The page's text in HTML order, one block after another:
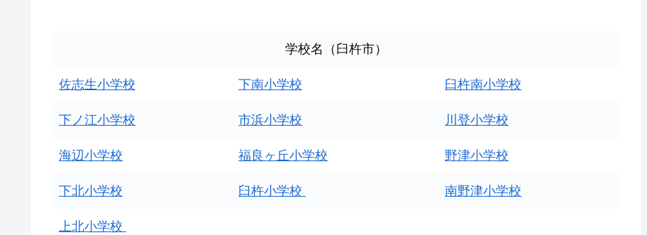
学校名（臼杵市）
佐志生小学校 下南小学校 臼杵南小学校
下ノ江小学校 市浜小学校 川登小学校
海辺小学校 福良ヶ丘小学校 野津小学校
下北小学校 臼杵小学校 南野津小学校
上北小学校